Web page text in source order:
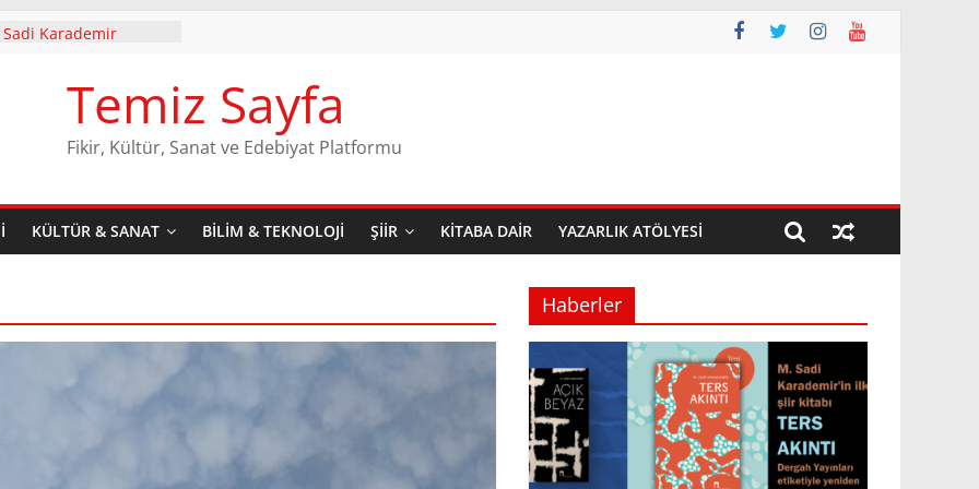
Kasaya Lütfen!
Gösterime Devam
ilk şiir kitabı
2. Baskısı Dergâh
Üzerindeki
Yıldırım
Temiz Sayfa
Fikir, Kültür, Sanat ve Edebiyat Platformu
KÜLTÜR & SANAT BILIM & TEKNOLOJI ŞIIR KITABA DAIR YAZARLIK ATÖLYESI
Haberler